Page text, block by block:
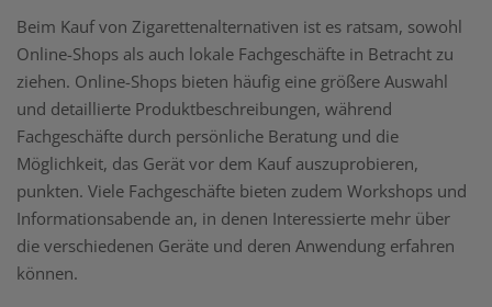
Beim Kauf von Zigarettenalternativen ist es ratsam, sowohl
Online-Shops als auch lokale Fachgeschäfte in Betracht zu
ziehen. Online-Shops bieten häufig eine größere Auswahl
und detaillierte Produktbeschreibungen, während
Fachgeschäfte durch persönliche Beratung und die
Möglichkeit, das Gerät vor dem Kauf auszuprobieren,
punkten. Viele Fachgeschäfte bieten zudem Workshops und
Informationsabende an, in denen Interessierte mehr über
die verschiedenen Geräte und deren Anwendung erfahren
können.